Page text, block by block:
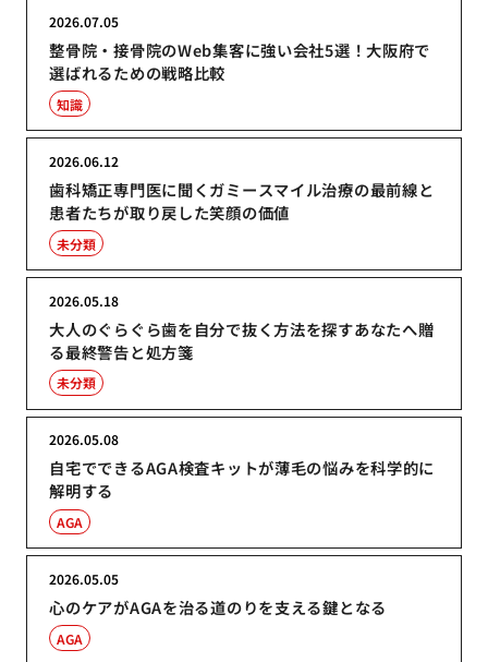
整骨院・接骨院のWeb集客に強い会社5選！大阪府で
選ばれるための戦略比較
2026.07.05
知識
歯科矯正専門医に聞くガミースマイル治療の最前線と
患者たちが取り戻した笑顔の価値
2026.06.12
未分類
大人のぐらぐら歯を自分で抜く方法を探すあなたへ贈
る最終警告と処方箋
2026.05.18
未分類
自宅でできるAGA検査キットが薄毛の悩みを科学的に
解明する
2026.05.08
AGA
心のケアがAGAを治る道のりを支える鍵となる
2026.05.05
AGA